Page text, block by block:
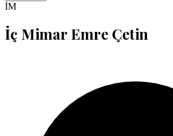
İM
İç Mimar Emre Çetin